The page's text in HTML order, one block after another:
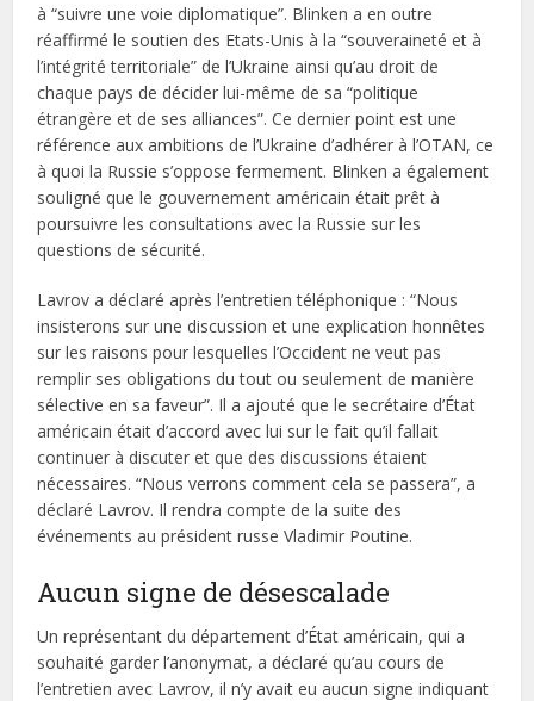
à “suivre une voie diplomatique”. Blinken a en outre
réaffirmé le soutien des Etats-Unis à la “souveraineté et à
l’intégrité territoriale” de l’Ukraine ainsi qu’au droit de
chaque pays de décider lui-même de sa “politique
étrangère et de ses alliances”. Ce dernier point est une
référence aux ambitions de l’Ukraine d’adhérer à l’OTAN, ce
à quoi la Russie s’oppose fermement. Blinken a également
souligné que le gouvernement américain était prêt à
poursuivre les consultations avec la Russie sur les
questions de sécurité.
Lavrov a déclaré après l’entretien téléphonique : “Nous
insisterons sur une discussion et une explication honnêtes
sur les raisons pour lesquelles l’Occident ne veut pas
remplir ses obligations du tout ou seulement de manière
sélective en sa faveur”. Il a ajouté que le secrétaire d’État
américain était d’accord avec lui sur le fait qu’il fallait
continuer à discuter et que des discussions étaient
nécessaires. “Nous verrons comment cela se passera”, a
déclaré Lavrov. Il rendra compte de la suite des
événements au président russe Vladimir Poutine.
Aucun signe de désescalade
Un représentant du département d’État américain, qui a
souhaité garder l’anonymat, a déclaré qu’au cours de
l’entretien avec Lavrov, il n’y avait eu aucun signe indiquant